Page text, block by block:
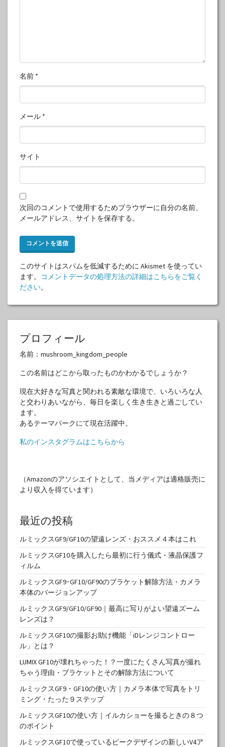
名前 *
メール *
サイト
次回のコメントで使用するためブラウザーに自分の名前、
メールアドレス、サイトを保存する。
このサイトはスパムを低減するために Akismet を使ってい
ます。
コメントデータの処理方法の詳細はこちらをご覧く
ださい。
プロフィール
名前：mushroom_kingdom_people
この名前はどこから取ったものかわかるでしょうか？
現在大好きな写真と関われる素敵な環境で、いろいろな人
と交わりあいながら、毎日を楽しく生き生きと過ごしてい
ます。
あるテーマパークにて現在活躍中。
私のインスタグラムはこちらから
（Amazonのアソシエイトとして、当メディアは適格販売に
より収入を得ています）
最近の投稿
ルミックスGF9/GF10の望遠レンズ・おススメ４本はこれ
ルミックスGF10を購入したら最初に行う儀式・液晶保護フ
ィルム
ルミックスGF9･GF10/GF90のブラケット解除方法・カメラ
本体のバージョンアップ
ルミックスGF9/GF10/GF90｜最高に写りがよい望遠ズーム
レンズは？
ルミックスGF10の撮影お助け機能「iDレンジコントロー
ル」とは？
LUMIX GF10が壊れちゃった！？一度にたくさん写真が撮れ
ちゃう理由・ブラケットとその解除方法について
ルミックスGF9・GF10の使い方｜カメラ本体で写真をトリ
ミング・たった９ステップ
ルミックスGF10の使い方｜イルカショーを撮るときの８つ
のポイント
ルミックスGF10で使っているピークデザインの新しいV4ア